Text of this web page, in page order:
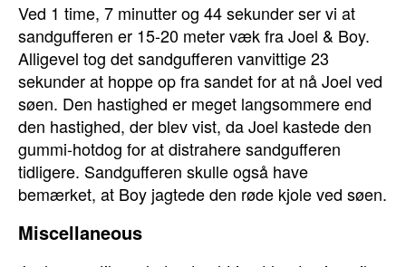
Ved 1 time, 7 minutter og 44 sekunder ser vi at
sandgufferen er 15-20 meter væk fra Joel & Boy.
Alligevel tog det sandgufferen vanvittige 23
sekunder at hoppe op fra sandet for at nå Joel ved
søen. Den hastighed er meget langsommere end
den hastighed, der blev vist, da Joel kastede den
gummi-hotdog for at distrahere sandgufferen
tidligere. Sandgufferen skulle også have
bemærket, at Boy jagtede den røde kjole ved søen.
Miscellaneous